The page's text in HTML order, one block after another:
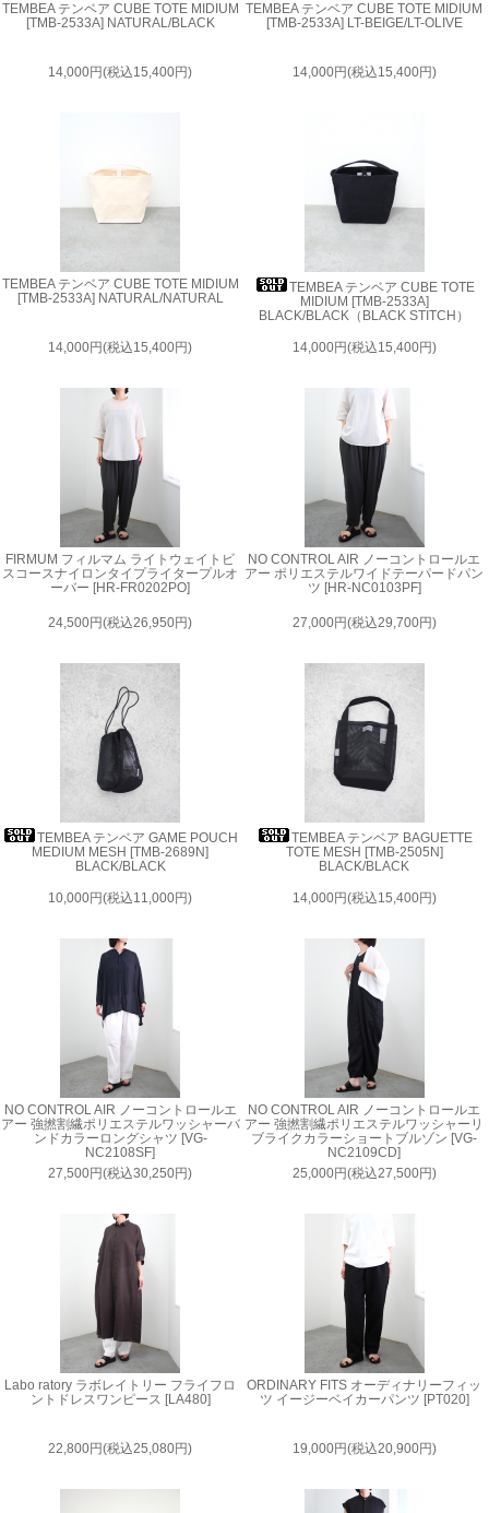
TEMBEA テンベア CUBE TOTE MIDIUM
[TMB-2533A] NATURAL/BLACK
14,000円(税込15,400円)
TEMBEA テンベア CUBE TOTE MIDIUM
[TMB-2533A] LT-BEIGE/LT-OLIVE
14,000円(税込15,400円)
TEMBEA テンベア CUBE TOTE MIDIUM
[TMB-2533A] NATURAL/NATURAL
14,000円(税込15,400円)
TEMBEA テンベア CUBE TOTE
MIDIUM [TMB-2533A]
BLACK/BLACK（BLACK STITCH）
14,000円(税込15,400円)
FIRMUM フィルマム ライトウェイトビ
スコースナイロンタイプライタープルオ
ーバー [HR-FR0202PO]
24,500円(税込26,950円)
NO CONTROL AIR ノーコントロールエ
アー ポリエステルワイドテーパードパン
ツ [HR-NC0103PF]
27,000円(税込29,700円)
TEMBEA テンベア GAME POUCH
MEDIUM MESH [TMB-2689N]
BLACK/BLACK
10,000円(税込11,000円)
TEMBEA テンベア BAGUETTE
TOTE MESH [TMB-2505N]
BLACK/BLACK
14,000円(税込15,400円)
NO CONTROL AIR ノーコントロールエ
アー 強撚割繊ポリエステルワッシャーバ
ンドカラーロングシャツ [VG-
NC2108SF]
27,500円(税込30,250円)
NO CONTROL AIR ノーコントロールエ
アー 強撚割繊ポリエステルワッシャーリ
ブライクカラーショートブルゾン [VG-
NC2109CD]
25,000円(税込27,500円)
Labo ratory ラボレイトリー フライフロ
ントドレスワンピース [LA480]
22,800円(税込25,080円)
ORDINARY FITS オーディナリーフィッ
ツ イージーベイカーパンツ [PT020]
19,000円(税込20,900円)